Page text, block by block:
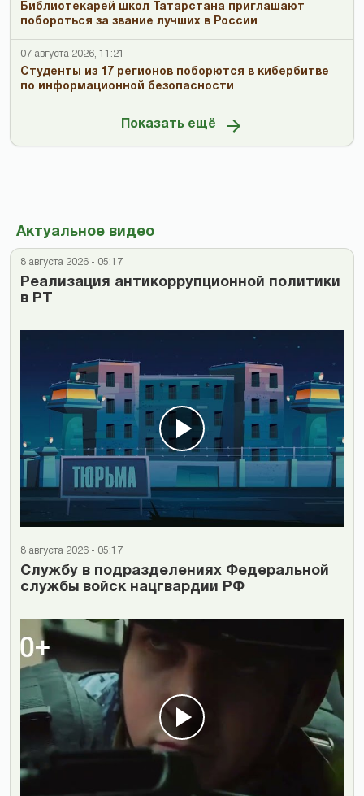
Библиотекарей школ Татарстана приглашают
побороться за звание лучших в России
07 августа 2026, 11:21
Студенты из 17 регионов поборются в кибербитве
по информационной безопасности
Показать ещё
Актуальное видео
8 августа 2026 - 05:17
Реализация антикоррупционной политики
в РТ
8 августа 2026 - 05:17
Cлужбу в подразделениях Федеральной
службы войск нацгвардии РФ